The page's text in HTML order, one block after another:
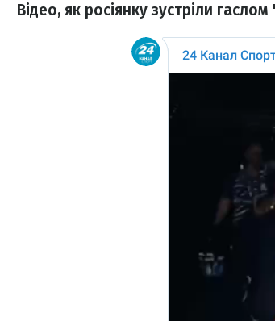
Відео, як росіянку зустріли